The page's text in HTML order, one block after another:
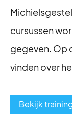
cursussen
gegeven. Op
vinden over
Bekijk